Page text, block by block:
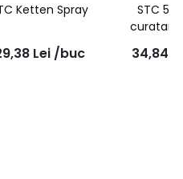
Ketten Spray
Lei /buc
STC
curatare
34,84